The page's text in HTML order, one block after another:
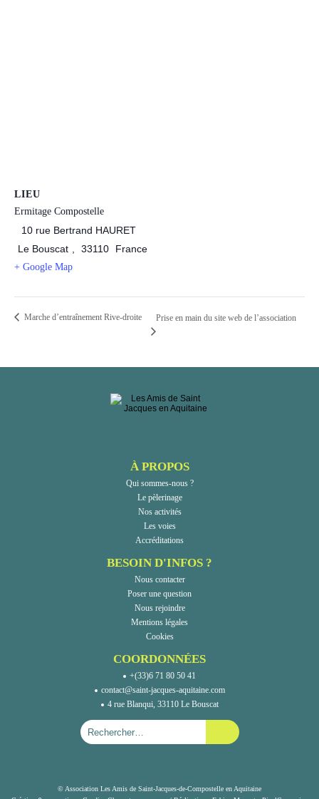
LIEU
Ermitage Compostelle
10 rue Bertrand HAURET
Le Bouscat
33110 France
+ Google Map
Marche d’entraînement Rive-droite Prise en main du site web de l’association
À PROPOS
Qui sommes-nous ?
Le pèlerinage
Nos activités
Les voies
Accréditations
BESOIN D'INFOS ?
Nous contacter
Poser une question
Nous rejoindre
Mentions légales
Cookies
COORDONNÉES
+(33)6 71 80 50 41
contact@saint-jacques-aquitaine.com
4 rue Blanqui, 33110 Le Bouscat
© Association Les Amis de Saint-Jacques-de-Compostelle en Aquitaine